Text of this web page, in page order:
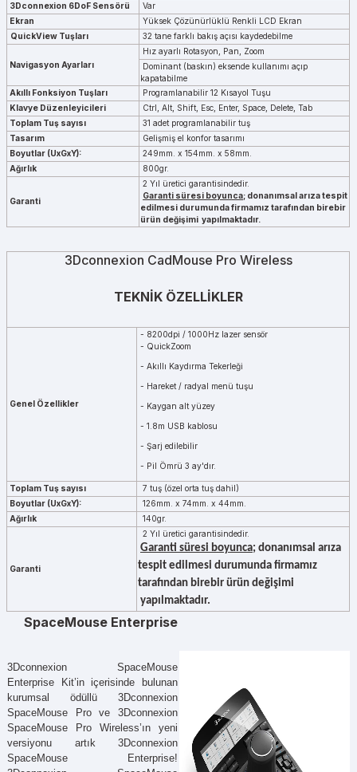
3Dconnexion 6DoF Sensörü
Var
Ekran
Yüksek Çözünürlüklü Renkli LCD Ekran
QuickView Tuşları
32 tane farklı bakış açısı kaydedebilme
Navigasyon Ayarları
Hız ayarlı Rotasyon, Pan, Zoom
Dominant (baskın) eksende kullanımı açıp
kapatabilme
Akıllı Fonksiyon Tuşları
Programlanabilir 12 Kısayol Tuşu
Klavye Düzenleyicileri
Ctrl, Alt, Shift, Esc, Enter, Space, Delete, Tab
Toplam Tuş sayısı
31 adet programlanabilir tuş
Tasarım
Gelişmiş el konfor tasarımı
Boyutlar (UxGxY):
249mm. x 154mm. x 58mm.
Ağırlık
800gr.
Garanti
2 Yıl üretici garantisindedir.
Garanti süresi boyunca; donanımsal arıza tespit
edilmesi durumunda firmamız tarafından birebir
ürün değişimi yapılmaktadır.
3Dconnexion CadMouse Pro Wireless
TEKNİK ÖZELLİKLER
Genel Özellikler
- 8200dpi / 1000Hz lazer sensör
- QuickZoom
- Akıllı Kaydırma Tekerleği
- Hareket / radyal menü tuşu
- Kaygan alt yüzey
- 1.8m USB kablosu
- Şarj edilebilir
- Pil Ömrü 3 ay'dır.
Toplam Tuş sayısı
7 tuş (özel orta tuş dahil)
Boyutlar (UxGxY):
126mm. x 74mm. x 44mm.
Ağırlık
140gr.
Garanti
2 Yıl üretici garantisindedir.
Garanti süresi boyunca; donanımsal arıza
tespit edilmesi durumunda firmamız
tarafından birebir ürün değişimi
yapılmaktadır.
SpaceMouse Enterprise
3Dconnexion SpaceMouse
Enterprise Kit’in içerisinde bulunan
kurumsal ödüllü 3Dconnexion
SpaceMouse Pro ve 3Dconnexion
SpaceMouse Pro Wireless’ın yeni
versiyonu artık 3Dconnexion
SpaceMouse Enterprise!